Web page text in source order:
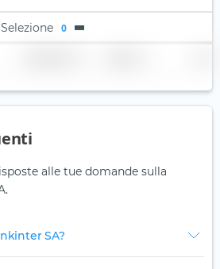
Selezione 0
alle tue domande sulla
SA?